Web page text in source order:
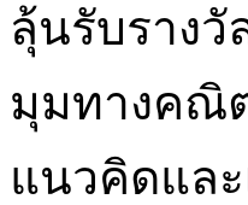
ลุ้นรับราง
มุมทางคณิ
แนวคิดแล